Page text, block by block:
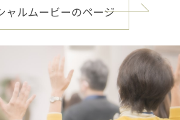
ャルムービーのページ